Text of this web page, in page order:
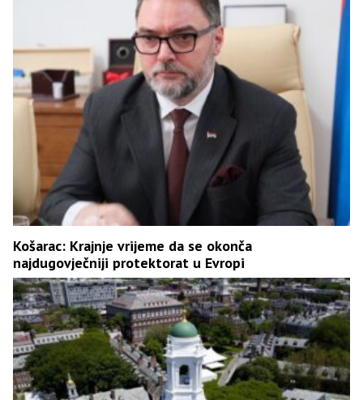
Košarac: Krajnje vrijeme da se okonča
najdugovječniji protektorat u Evropi